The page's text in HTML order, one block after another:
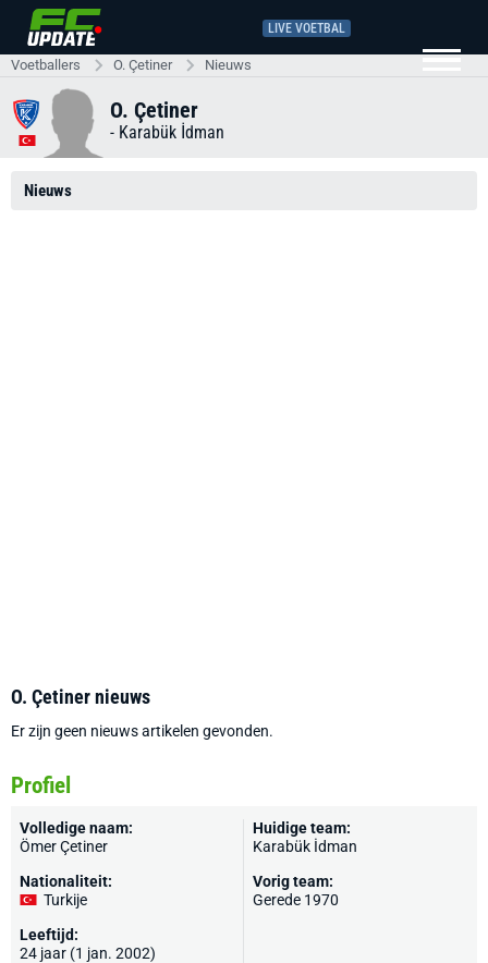
LIVE VOETBAL
Voetballers O. Çetiner Nieuws
O. Çetiner
- Karabük İdman
Nieuws
O. Çetiner nieuws
Er zijn geen nieuws artikelen gevonden.
Profiel
Volledige naam:
Ömer Çetiner
Nationaliteit:
Turkije
Leeftijd:
24 jaar (1 jan. 2002)
Huidige team:
Karabük İdman
Vorig team:
Gerede 1970